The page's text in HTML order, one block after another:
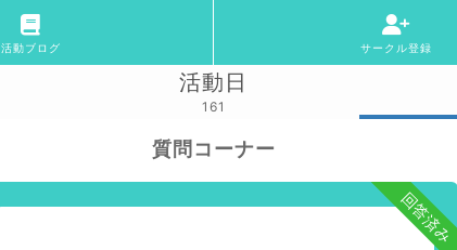
活動ブログ サークル登録
活動日
161
質問コーナー
回答済み